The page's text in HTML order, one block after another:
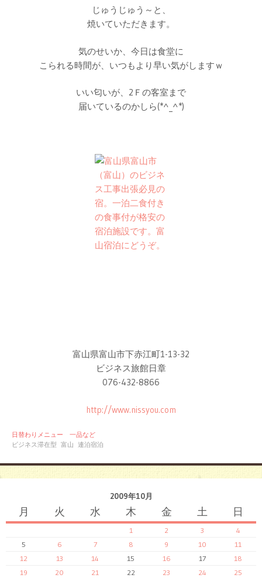
じゅうじゅう～と、
焼いていただきます。
気のせいか、今日は食堂に
こられる時間が、いつもより早い気がしますｗ
いい匂いが、2Ｆの客室まで
届いているのかしら(*^_^*)
富山県富山市下赤江町1-13-32
ビジネス旅館日章
076-432-8866
http://www.nissyou.com
日替わりメニュー 一品など
ビジネス滞在型 富山 連泊宿泊
2009年10月
月 火 水 木 金 土 日
1 2 3
4
5
6 7 8 9 10
11
12
13 14 15 16 17
18
19
20 21 22 23 24 25